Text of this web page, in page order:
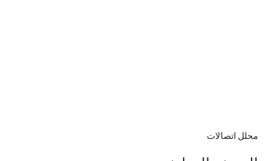
محلل اتصالات